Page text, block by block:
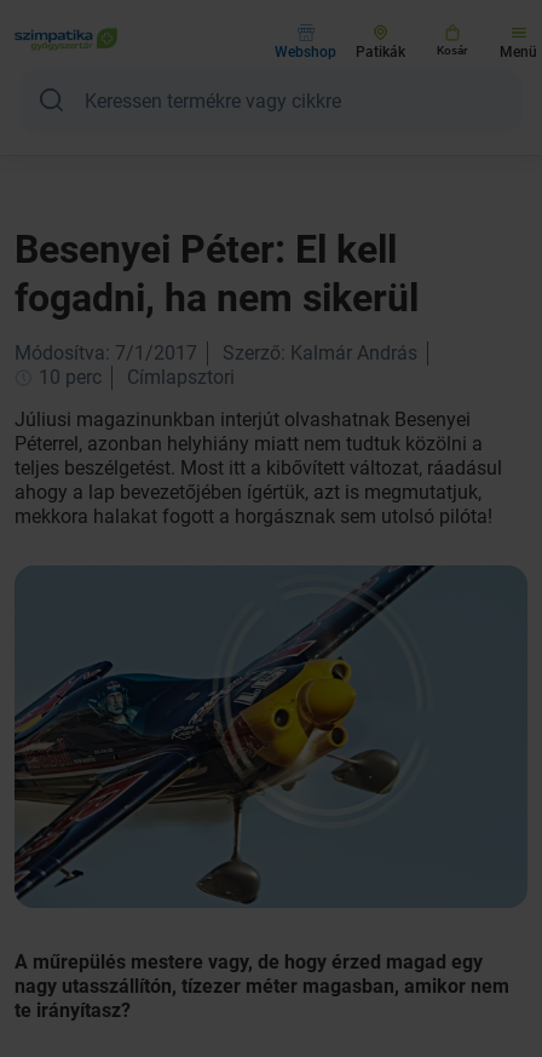
Webshop Patikák Kosár Menü
Besenyei Péter: El kell
fogadni, ha nem sikerül
Módosítva: 7/1/2017
Szerző: Kalmár András
10 perc
Címlapsztori
Júliusi magazinunkban interjút olvashatnak Besenyei
Péterrel, azonban helyhiány miatt nem tudtuk közölni a
teljes beszélgetést. Most itt a kibővített változat, ráadásul
ahogy a lap bevezetőjében ígértük, azt is megmutatjuk,
mekkora halakat fogott a horgásznak sem utolsó pilóta!
A műrepülés mestere vagy, de hogy érzed magad egy
nagy utasszállítón, tízezer méter magasban, amikor nem
te irányítasz?